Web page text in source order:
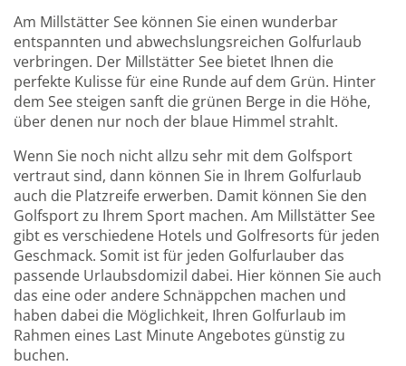
Am Millstätter See können Sie einen wunderbar
entspannten und abwechslungsreichen Golfurlaub
verbringen. Der Millstätter See bietet Ihnen die
perfekte Kulisse für eine Runde auf dem Grün. Hinter
dem See steigen sanft die grünen Berge in die Höhe,
über denen nur noch der blaue Himmel strahlt.
Wenn Sie noch nicht allzu sehr mit dem Golfsport
vertraut sind, dann können Sie in Ihrem Golfurlaub
auch die Platzreife erwerben. Damit können Sie den
Golfsport zu Ihrem Sport machen. Am Millstätter See
gibt es verschiedene Hotels und Golfresorts für jeden
Geschmack. Somit ist für jeden Golfurlauber das
passende Urlaubsdomizil dabei. Hier können Sie auch
das eine oder andere Schnäppchen machen und
haben dabei die Möglichkeit, Ihren Golfurlaub im
Rahmen eines Last Minute Angebotes günstig zu
buchen.